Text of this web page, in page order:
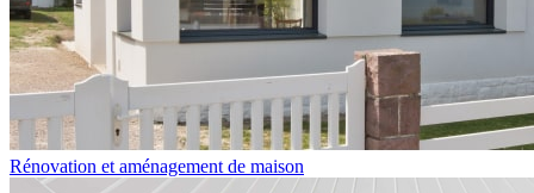
Rénovation et aménagement de maison